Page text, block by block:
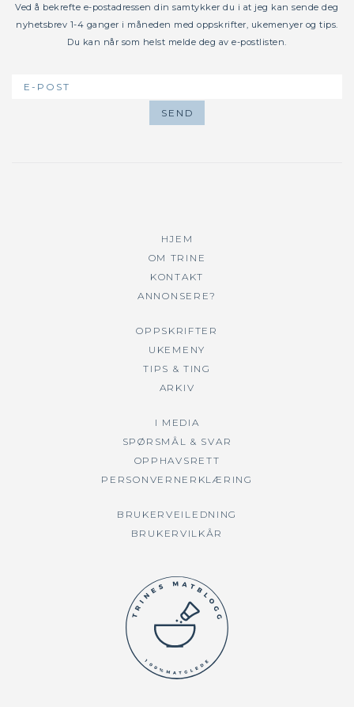
Ved å bekrefte e-postadressen din samtykker du i at jeg kan sende deg
nyhetsbrev 1-4 ganger i måneden med oppskrifter, ukemenyer og tips.
Du kan når som helst melde deg av e-postlisten.
HJEM
OM TRINE
KONTAKT
ANNONSERE?
OPPSKRIFTER
UKEMENY
TIPS & TING
ARKIV
I MEDIA
SPØRSMÅL & SVAR
OPPHAVSRETT
PERSONVERNERKLÆRING
BRUKERVEILEDNING
BRUKERVILKÅR